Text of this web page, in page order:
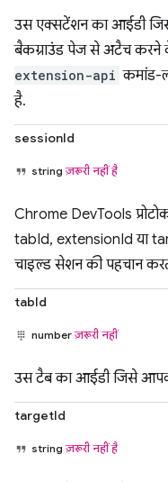
उस एक्सटेंशन का आईडी
बैकग्राउंड पेज से अटैच करने
extension-api कमांड-
है.
sessionId
stringज़रूरी नहीं है
Chrome DevTools
tabId, extensionId या
चाइल्ड सेशन की पहचान
tabId
numberज़रूरी नहीं
उस टैब का आईडी जिसे
targetId
stringज़रूरी नहीं है